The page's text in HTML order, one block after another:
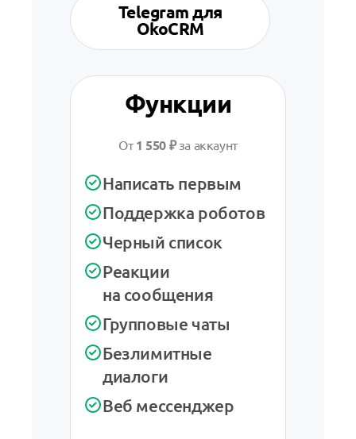
Telegram для
OkoCRM
Функции
От 1 550 ₽ за аккаунт
Написать первым
Поддержка роботов
Черный список
Реакции
на сообщения
Групповые чаты
Безлимитные
диалоги
Веб мессенджер